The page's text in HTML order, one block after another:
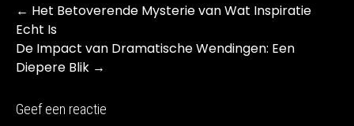
Post
navigation
← Het Betoverende Mysterie van Wat Inspiratie
Echt Is
De Impact van Dramatische Wendingen: Een
Diepere Blik →
Geef een reactie